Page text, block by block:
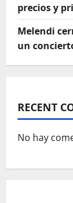
precios y
Melendi
un
RECENT
No hay